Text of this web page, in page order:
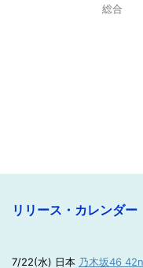
総合
リリース・カレンダー
7/22(水) 日本 乃木坂46